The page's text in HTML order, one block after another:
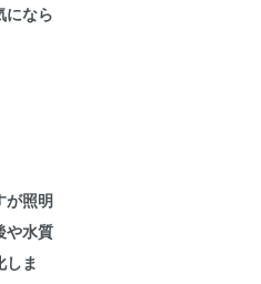
になら
が照明
や水質
しま